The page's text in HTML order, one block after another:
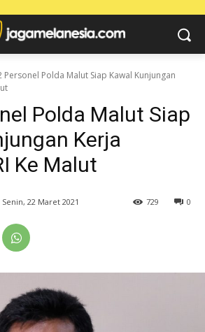
Personel Polda Malut Siap Kawal Kunjungan
Polda Malut Siap
Kerja
Ke Malut
Senin, 22 Maret 2021 0
729